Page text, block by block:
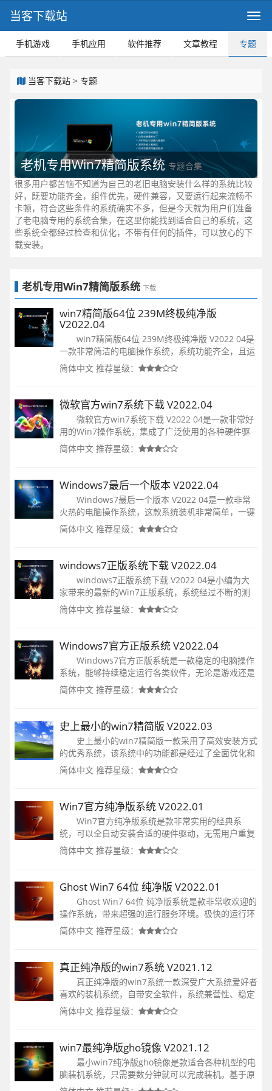
当客下载站
手机游戏 手机应用 软件推荐 文章教程 专题
当客下载站 > 专题
老机专用Win7精简版系统 专题合集
很多用户都苦恼不知道为自己的老旧电脑安装什么样的系统比较
好，既要功能齐全，组件优先，硬件兼容，又要运行起来流畅不
卡顿，符合这些条件的系统确实不多，但是今天就为用户们准备
了老电脑专用的系统合集，在这里你能找到适合自己的系统，这
些系统全都经过检查和优化，不带有任何的插件，可以放心的下
载安装。
老机专用Win7精简版系统 下载
win7精简版64位 239M终极纯净版
V2022.04
win7精简版64位 239M终极纯净版 V2022 04是
一款非常简洁的电脑操作系统，系统功能齐全，且运
行起来稳定又快速，兼容性和安全性也很高。优化了
很多不必要的选项，提供快速高效的启动速度，快来
简体中文 推荐星级：
微软官方win7系统下载 V2022.04
微软官方win7系统下载 V2022 04是一款非常好
用的Win7操作系统，集成了广泛使用的各种硬件驱
动器，以便根据硬件信息应用最合适的驱动程序，还
为用户提供多种服务，并提供每个用户的最佳质量功
简体中文 推荐星级：
Windows7最后一个版本 V2022.04
Windows7最后一个版本 V2022 04是一款非常
火热的电脑操作系统，这款系统装机非常简单，一键
自动安装，系统在装机的过程中完全不需要用户们来
进行操作，所有装机都是自动完成的，快来本站下载
简体中文 推荐星级：
windows7正版系统下载 V2022.04
windows7正版系统下载 V2022 04是小编为大
家带来的最新的Win7正版系统，系统经过不断的测
试后，给你最快速的装机使用体验，且系统经过众多
人员检测后，兼容了多种型号的电脑，用户可以随时
简体中文 推荐星级：
Windows7官方正版系统 V2022.04
Windows7官方正版系统是一款稳定的电脑操作
系统，能够持续稳定运行各类软件，无论是游戏还是
办公都非常的流畅，有多种安装形式可以供用户选
择，几乎支持所有机型，安全稳定、非常耐用，确保
简体中文 推荐星级：
史上最小的win7精简版 V2022.03
史上最小的win7精简版一款采用了高效安装方式
的优秀系统，该系统中的功能都是经过了全面优化和
测试的，大量优秀的功能可供选择，系统能够很好的
适用于各种电脑的类型，想要装系统的用户们就快来
简体中文 推荐星级：
Win7官方纯净版系统 V2022.01
Win7官方纯净版系统是款非常实用的经典系
统，可以全自动安装合适的硬件驱动，无需用户重复
下载，整体装机过程顺畅。系统制作过程全程断网，
使用更加稳定安全。感兴趣的欢迎来下载安装。
简体中文 推荐星级：
Ghost Win7 64位 纯净版 V2022.01
Ghost Win7 64位 纯净版系统是款非常收欢迎的
操作系统，带来超强的运行服务环境。极快的运行环
境可以支持用户运行很多流行的软件，非常强大。能
够跨越各种技术进行安装，随时随地可以免费在线安
简体中文 推荐星级：
真正纯净版的win7系统 V2021.12
真正纯净版的win7系统一款深受广大系统爱好者
喜欢的装机系统，自带安全软件，系统兼营性、稳定
性、安全性较均强，完全无人值守自动安装。系统集
成了数百种常见的硬件驱动程序，所有驱动程序都可
简体中文 推荐星级：
win7最纯净版gho镜像 V2021.12
最小win7纯净版gho镜像是款适合各种机型的电
脑装机系统，只需要数分钟就可以完成装机。基于原
版的基础上进行优化，我们承诺所有的用户都能享受